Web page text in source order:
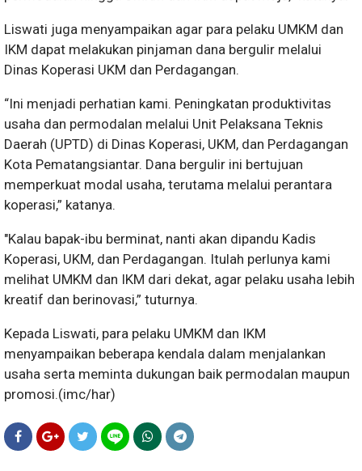
Liswati juga menyampaikan agar para pelaku UMKM dan
IKM dapat melakukan pinjaman dana bergulir melalui
Dinas Koperasi UKM dan Perdagangan.
“Ini menjadi perhatian kami. Peningkatan produktivitas
usaha dan permodalan melalui Unit Pelaksana Teknis
Daerah (UPTD) di Dinas Koperasi, UKM, dan Perdagangan
Kota Pematangsiantar. Dana bergulir ini bertujuan
memperkuat modal usaha, terutama melalui perantara
koperasi,” katanya.
"Kalau bapak-ibu berminat, nanti akan dipandu Kadis
Koperasi, UKM, dan Perdagangan. Itulah perlunya kami
melihat UMKM dan IKM dari dekat, agar pelaku usaha lebih
kreatif dan berinovasi,” tuturnya.
Kepada Liswati, para pelaku UMKM dan IKM
menyampaikan beberapa kendala dalam menjalankan
usaha serta meminta dukungan baik permodalan maupun
promosi.(imc/har)